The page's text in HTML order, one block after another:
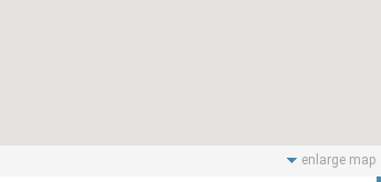
Wi Fienlarge map